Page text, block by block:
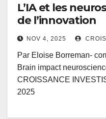
L’IA et les
de l’innovation
NOV 4, 2025
Par Eloise Borreman-
Brain impact
CROISSANCE
2025